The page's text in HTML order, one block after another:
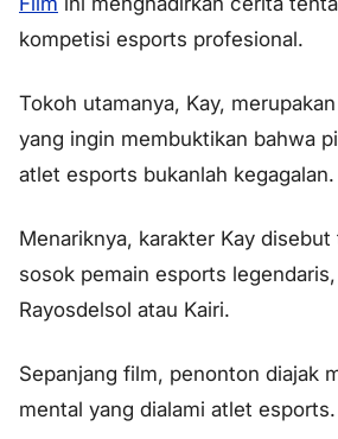
kompetisi esports profesional.
Tokoh utamanya, Kay,
yang ingin membuktikan bahwa
atlet esports bukanlah kegagalan.
Menariknya, karakter Kay
sosok pemain esports
Rayosdelsol atau Kairi.
Sepanjang film, penonton diajak
mental yang dialami atlet esports.